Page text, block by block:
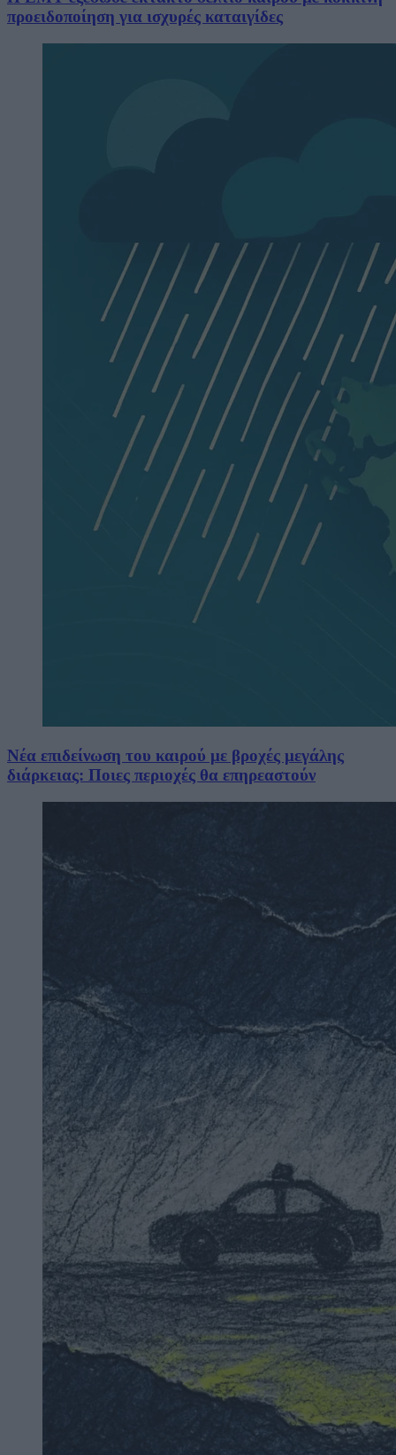
προειδοποίηση για ισχυρές καταιγίδες
Νέα επιδείνωση του καιρού με βροχές μεγάλης
διάρκειας: Ποιες περιοχές θα επηρεαστούν